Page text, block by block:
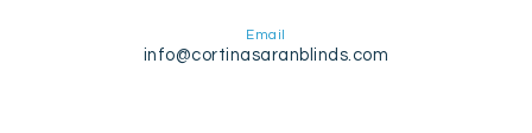
Email
info@cortinasaranblinds.com